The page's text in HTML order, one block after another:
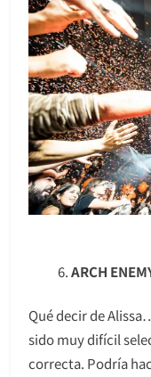
ARCH
Qué decir de
sido muy difícil
correcta. Podría